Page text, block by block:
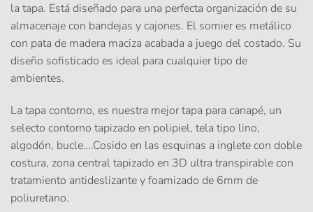
la tapa. Está diseñado para una perfecta organización de su
almacenaje con bandejas y cajones. El somier es metálico
con pata de madera maciza acabada a juego del costado. Su
diseño sofisticado es ideal para cualquier tipo de
ambientes.
La tapa contorno, es nuestra mejor tapa para canapé, un
selecto contorno tapizado en polipiel, tela tipo lino,
algodón, bucle….Cosido en las esquinas a inglete con doble
costura, zona central tapizado en 3D ultra transpirable con
tratamiento antideslizante y foamizado de 6mm de
poliuretano.